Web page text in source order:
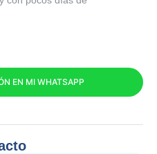
EN MI WHATSAPP